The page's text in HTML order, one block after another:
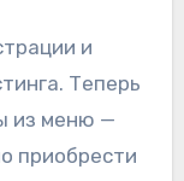
и
Теперь
из меню —
приобрести